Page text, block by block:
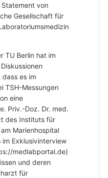
von
Gesellschaft für
TU Berlin hat im
es im
TSH-Messungen
eine
Priv.-Doz. Dr. med.
des Instituts für
Marienhospital
Exklusivinterview
medlabportal.de)
und deren
für